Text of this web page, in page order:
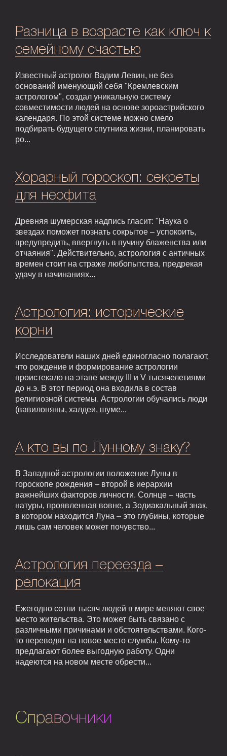
Разница в возрасте как ключ к
семейному счастью
Известный астролог Вадим Левин, не без
оснований именующий себя "Кремлевским
астрологом", создал уникальную систему
совместимости людей на основе зороастрийского
календаря. По этой системе можно смело
подбирать будущего спутника жизни, планировать
ро...
Хорарный гороскоп: секреты
для неофита
Древняя шумерская надпись гласит: "Наука о
звездах поможет познать сокрытое – успокоить,
предупредить, ввергнуть в пучину блаженства или
отчаяния". Действительно, астрология с античных
времен стоит на страже любопытства, предрекая
удачу в начинаниях...
Астрология: исторические
корни
Исследователи наших дней единогласно полагают,
что рождение и формирование астрологии
проистекало на этапе между III и V тысячелетиями
до н.э. В этот период она входила в состав
религиозной системы. Астрологии обучались люди
(вавилоняны, халдеи, шуме...
А кто вы по Лунному знаку?
В Западной астрологии положение Луны в
гороскопе рождения – второй в иерархии
важнейших факторов личности. Солнце – часть
натуры, проявленная вовне, а Зодиакальный знак,
в котором находится Луна – это глубины, которые
лишь сам человек может почувство...
Астрология переезда –
релокация
Ежегодно сотни тысяч людей в мире меняют свое
место жительства. Это может быть связано с
различными причинами и обстоятельствами. Кого-
то переводят на новое место службы. Кому-то
предлагают более выгодную работу. Одни
надеются на новом месте обрести...
Справочники